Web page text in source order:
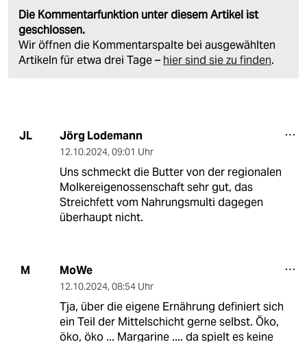
Die Kommentarfunktion unter diesem Artikel ist
geschlossen.
Wir öffnen die Kommentarspalte bei ausgewählten
Artikeln für etwa drei Tage – hier sind sie zu finden.
JL Jörg Lodemann
12.10.2024, 09:01 Uhr
Uns schmeckt die Butter von der regionalen
Molkereigenossenschaft sehr gut, das
Streichfett vom Nahrungsmulti dagegen
überhaupt nicht.
M MoWe
12.10.2024, 08:54 Uhr
Tja, über die eigene Ernährung definiert sich
ein Teil der Mittelschicht gerne selbst. Öko,
öko, öko ... Margarine .... da spielt es keine